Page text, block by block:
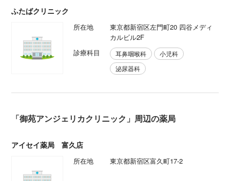
ふたばクリニック
所在地
東京都新宿区左門町20 四谷メディ
カルビル2F
診療科目
耳鼻咽喉科
小児科
泌尿器科
「御苑アンジェリカクリニック」周辺の薬局
アイセイ薬局 富久店
所在地 東京都新宿区富久町17-2